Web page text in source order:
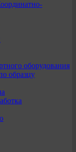
оборудования
образцу